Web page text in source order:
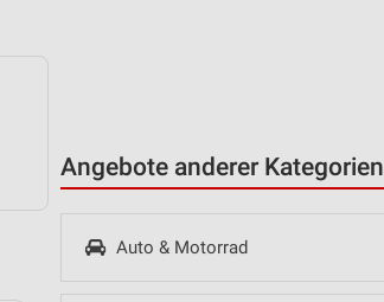
Angebote anderer Kategorien
Auto & Motorrad